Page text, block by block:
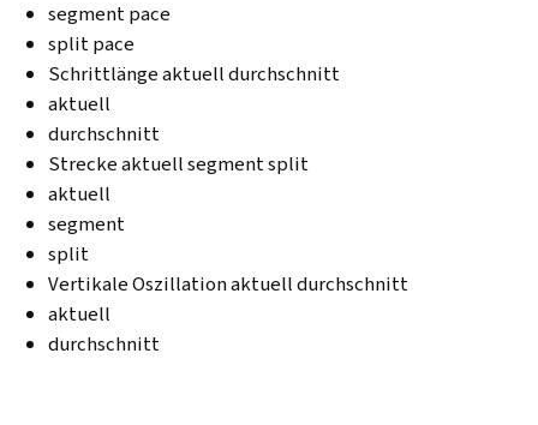
segment pace
split pace
Schrittlänge aktuell durchschnitt
aktuell
durchschnitt
Strecke aktuell segment split
aktuell
segment
split
Vertikale Oszillation aktuell durchschnitt
aktuell
durchschnitt